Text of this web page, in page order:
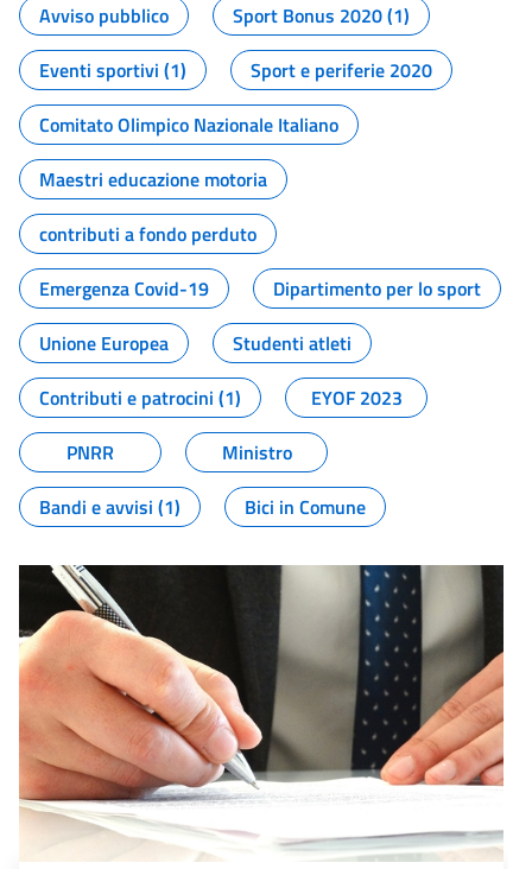
Avviso pubblico
Sport Bonus 2020 (1)
Eventi sportivi (1)
Sport e periferie 2020
Comitato Olimpico Nazionale Italiano
Maestri educazione motoria
contributi a fondo perduto
Emergenza Covid-19
Dipartimento per lo sport
Unione Europea
Studenti atleti
Contributi e patrocini (1)
EYOF 2023
PNRR
Ministro
Bandi e avvisi (1)
Bici in Comune